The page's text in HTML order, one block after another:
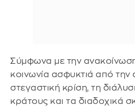
Σύμφωνα με την
κοινωνία ασφυκτιά από την
στεγαστική κρίση, τη
κράτους και τα διαδοχικά